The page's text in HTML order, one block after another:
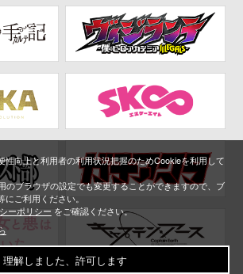
性向上と利用者の利用状況把握のためCookieを利用して
のブラウザの設定でも変更することができますので、ブ
ご利用ください。
ーポリシー をご確認ください。
理解しました、許可します